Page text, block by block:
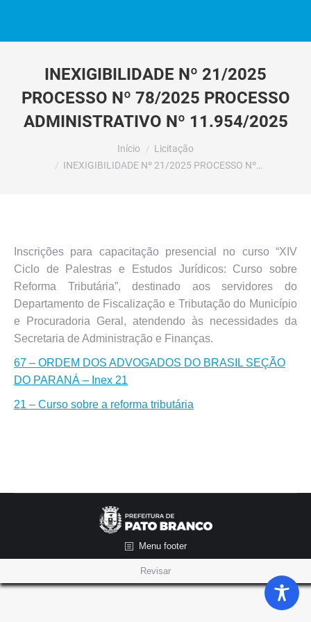
INEXIGIBILIDADE Nº 21/2025
PROCESSO Nº 78/2025 PROCESSO
ADMINISTRATIVO Nº 11.954/2025
Início
Licitação
INEXIGIBILIDADE Nº 21/2025 PROCESSO Nº…
Inscrições para capacitação presencial no curso “XIV
Ciclo de Palestras e Estudos Jurídicos: Curso sobre
Reforma Tributária”, destinado aos servidores do
Departamento de Fiscalização e Tributação do Município
e Procuradoria Geral, atendendo às necessidades da
Secretaria de Administração e Finanças.
67 – ORDEM DOS ADVOGADOS DO BRASIL SEÇÃO
DO PARANÁ – Inex 21
21 – Curso sobre a reforma tributária
Menu footer
Revisar